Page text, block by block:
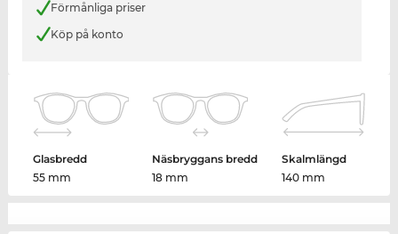
Förmånliga priser
Köp på konto
Glasbredd
55 mm
Näsbryggans bredd
18 mm
Skalmlängd
140 mm